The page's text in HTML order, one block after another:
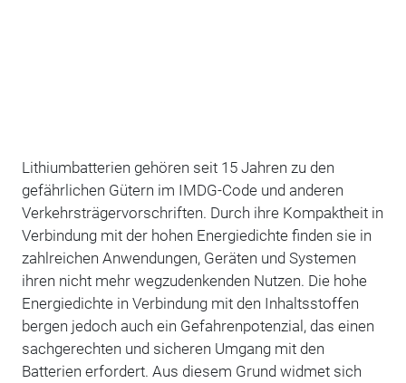
Lithiumbatterien gehören seit 15 Jahren zu den
gefährlichen Gütern im IMDG-Code und anderen
Verkehrsträgervorschriften. Durch ihre Kompaktheit in
Verbindung mit der hohen Energiedichte finden sie in
zahlreichen Anwendungen, Geräten und Systemen
ihren nicht mehr wegzudenkenden Nutzen. Die hohe
Energiedichte in Verbindung mit den Inhaltsstoffen
bergen jedoch auch ein Gefahrenpotenzial, das einen
sachgerechten und sicheren Umgang mit den
Batterien erfordert. Aus diesem Grund widmet sich